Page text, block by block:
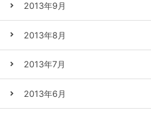
2013年9月
2013年8月
2013年7月
2013年6月